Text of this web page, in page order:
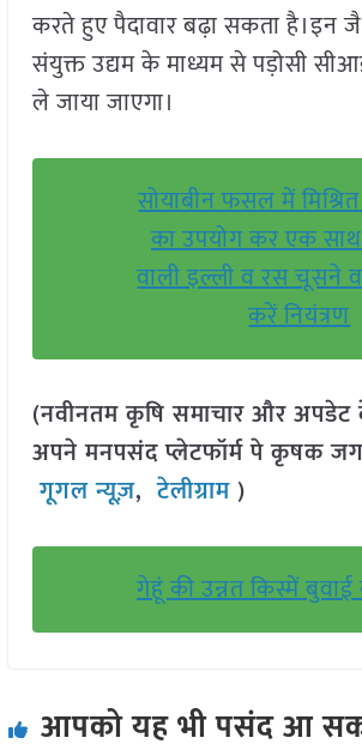
करते हुए पैदावार बढ़ा सकता है।इन
संयुक्त उद्यम के माध्यम से पड़ोसी
ले जाया जाएगा।
सोयाबीन फसल में
का उपयोग कर एक साथ
वाली इल्ली व रस चूसने
करें नियंत्रण
(नवीनतम कृषि समाचार और
अपने मनपसंद प्लेटफॉर्म पे कृषक
गूगल न्यूज़,टेलीग्राम )
गेहूं की उन्नत किस्में
आपको यह भी पसंद आ